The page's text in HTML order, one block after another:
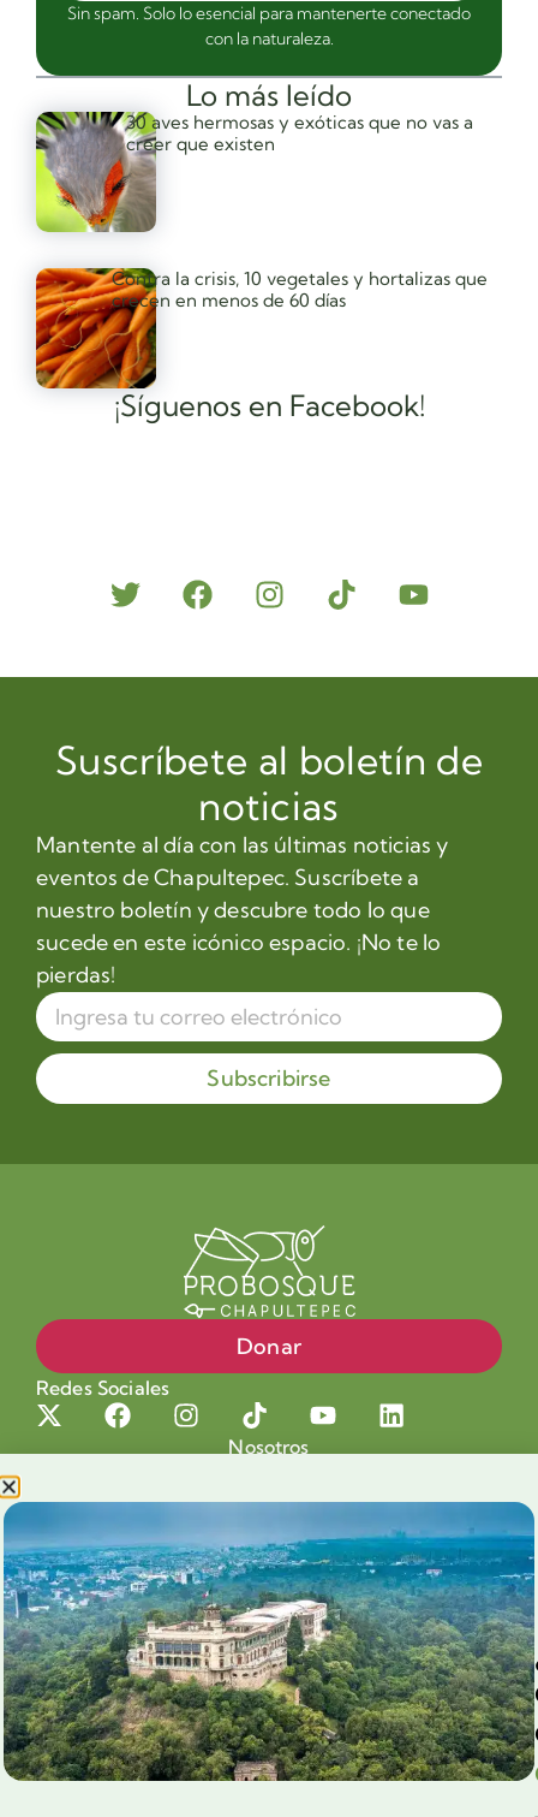
¡Síguenos en Facebook!
Lo más leído
30 aves hermosas y exóticas que no vas a
creer que existen
Contra la crisis, 10 vegetales y hortalizas que
crecen en menos de 60 días
Sin spam. Solo lo esencial para mantenerte conectado
con la naturaleza.
Suscríbete al boletín de
noticias
Mantente al día con las últimas noticias y
eventos de Chapultepec. Suscríbete a
nuestro boletín y descubre todo lo que
sucede en este icónico espacio. ¡No te lo
pierdas!
Subscribirse
Donar
Redes Sociales
Nosotros
Nuestra Causa
Productos con Causa
Blog
Voluntariado Chapultepec
Aliados
Legales
Prensa